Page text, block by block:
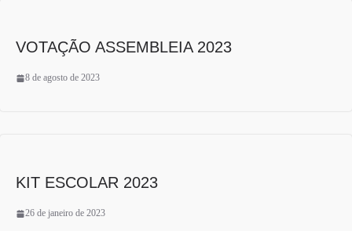
VOTAÇÃO ASSEMBLEIA 2023
8 de agosto de 2023
KIT ESCOLAR 2023
26 de janeiro de 2023